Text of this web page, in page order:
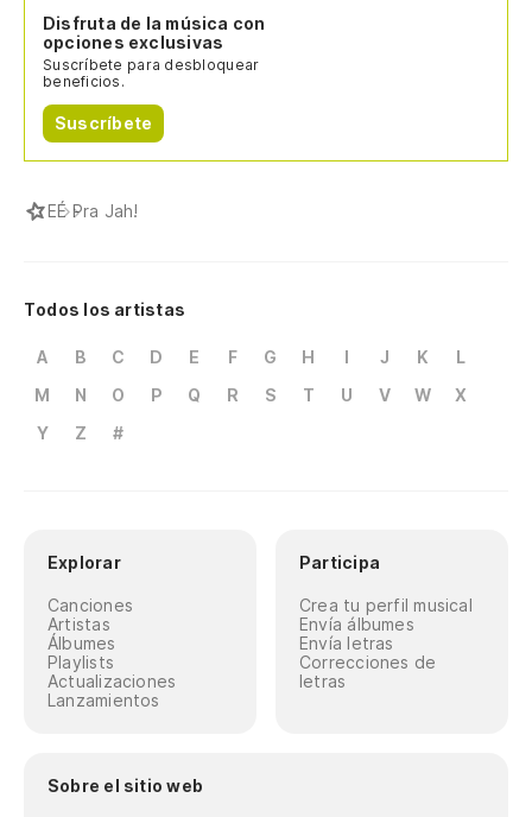
Disfruta de la música con
opciones exclusivas
Suscríbete para desbloquear
beneficios.
Suscríbete
EÉ Pra Jah!
Todos los artistas
A B C D E F G H I J K
L
M
N O P Q R S T U V W
X
Y
Z #
Explorar
Canciones
Artistas
Álbumes
Playlists
Actualizaciones
Lanzamientos
Participa
Crea tu perfil musical
Envía álbumes
Envía letras
Correcciones de
letras
Sobre el sitio web